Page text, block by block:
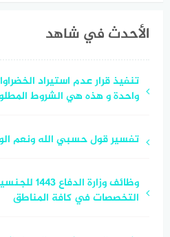
الأحدث في شاهد
تنفيذ قرار عدم استيراد
واحدة و هذه هي الشروط
تفسير قول حسبي الله ونعم
التخصصات في كافة المناطق